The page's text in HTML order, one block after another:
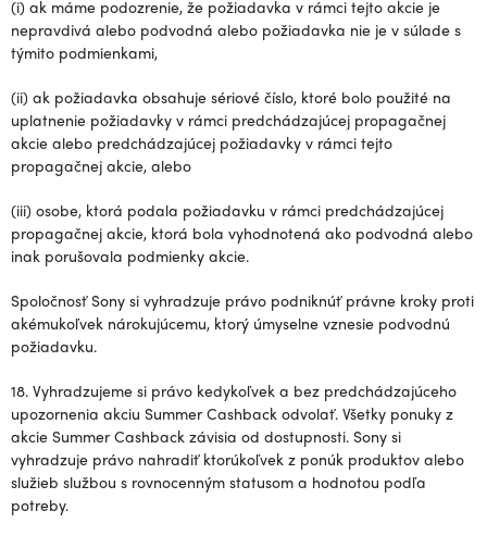
(i) ak máme podozrenie, že požiadavka v rámci tejto akcie je
nepravdivá alebo podvodná alebo požiadavka nie je v súlade s
týmito podmienkami,
(ii) ak požiadavka obsahuje sériové číslo, ktoré bolo použité na
uplatnenie požiadavky v rámci predchádzajúcej propagačnej
akcie alebo predchádzajúcej požiadavky v rámci tejto
propagačnej akcie, alebo
(iii) osobe, ktorá podala požiadavku v rámci predchádzajúcej
propagačnej akcie, ktorá bola vyhodnotená ako podvodná alebo
inak porušovala podmienky akcie.
Spoločnosť Sony si vyhradzuje právo podniknúť právne kroky proti
akémukoľvek nárokujúcemu, ktorý úmyselne vznesie podvodnú
požiadavku.
18. Vyhradzujeme si právo kedykoľvek a bez predchádzajúceho
upozornenia akciu Summer Cashback odvolať. Všetky ponuky z
akcie Summer Cashback závisia od dostupnosti. Sony si
vyhradzuje právo nahradiť ktorúkoľvek z ponúk produktov alebo
služieb službou s rovnocenným statusom a hodnotou podľa
potreby.